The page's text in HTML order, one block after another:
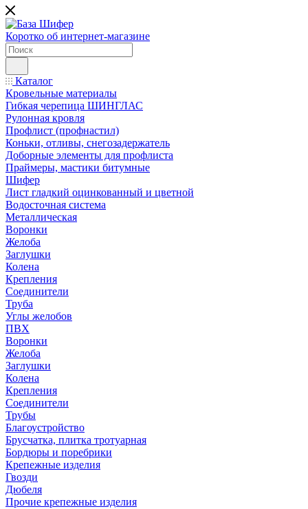
Коротко об интернет-магазине
Каталог
Кровельные материалы
Гибкая черепица ШИНГЛАС
Рулонная кровля
Профлист (профнастил)
Коньки, отливы, снегозадержатель
Доборные элементы для профлиста
Праймеры, мастики битумные
Шифер
Лист гладкий оцинкованный и цветной
Водосточная система
Металлическая
Воронки
Желоба
Заглушки
Колена
Крепления
Соединители
Труба
Углы желобов
ПВХ
Воронки
Желоба
Заглушки
Колена
Крепления
Соединители
Трубы
Благоустройство
Брусчатка, плитка тротуарная
Бордюры и поребрики
Крепежные изделия
Гвозди
Дюбеля
Прочие крепежные изделия